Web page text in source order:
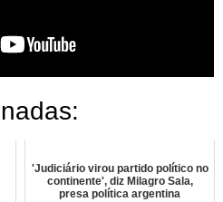
'Judiciário virou partido político no
continente', diz Milagro Sala,
presa política argentina